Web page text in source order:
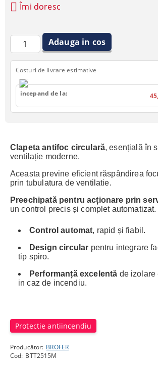
Clapeta antifoc circulară, esențială în
ventilație moderne.
Aceasta previne eficient răspândirea
prin tubulatura de ventilatie.
Preechipată pentru acționare prin
un control precis și complet automatizat.
Control automat, rapid și fiabil.
Design circular pentru integrare
tip spiro.
Performanță excelentă de izolare
in caz de incendiu.
Protectie antiincendiu
Producător: BROFER
Cod: BTT2515M
Îmi doresc
Costuri de livrare estimative
incepand de la: